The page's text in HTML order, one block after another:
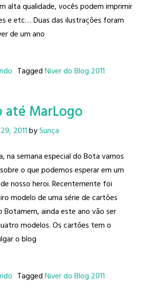
alta qualidade, vocês podem imprimir
e etc… Duas das ilustrações foram
de um ano
TaggedNiver do Blog 2011
até MarLogo
2011bySunça
na semana especial do Bota vamos
o que podemos esperar em um
nosso heroi. Recentemente foi
modelo de uma série de cartões
Botamem, ainda este ano vão ser
modelos. Os cartões tem o
o blog
TaggedNiver do Blog 2011